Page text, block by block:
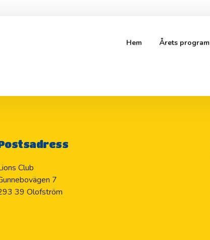
Hem Årets program
Club
7
39 Olofström